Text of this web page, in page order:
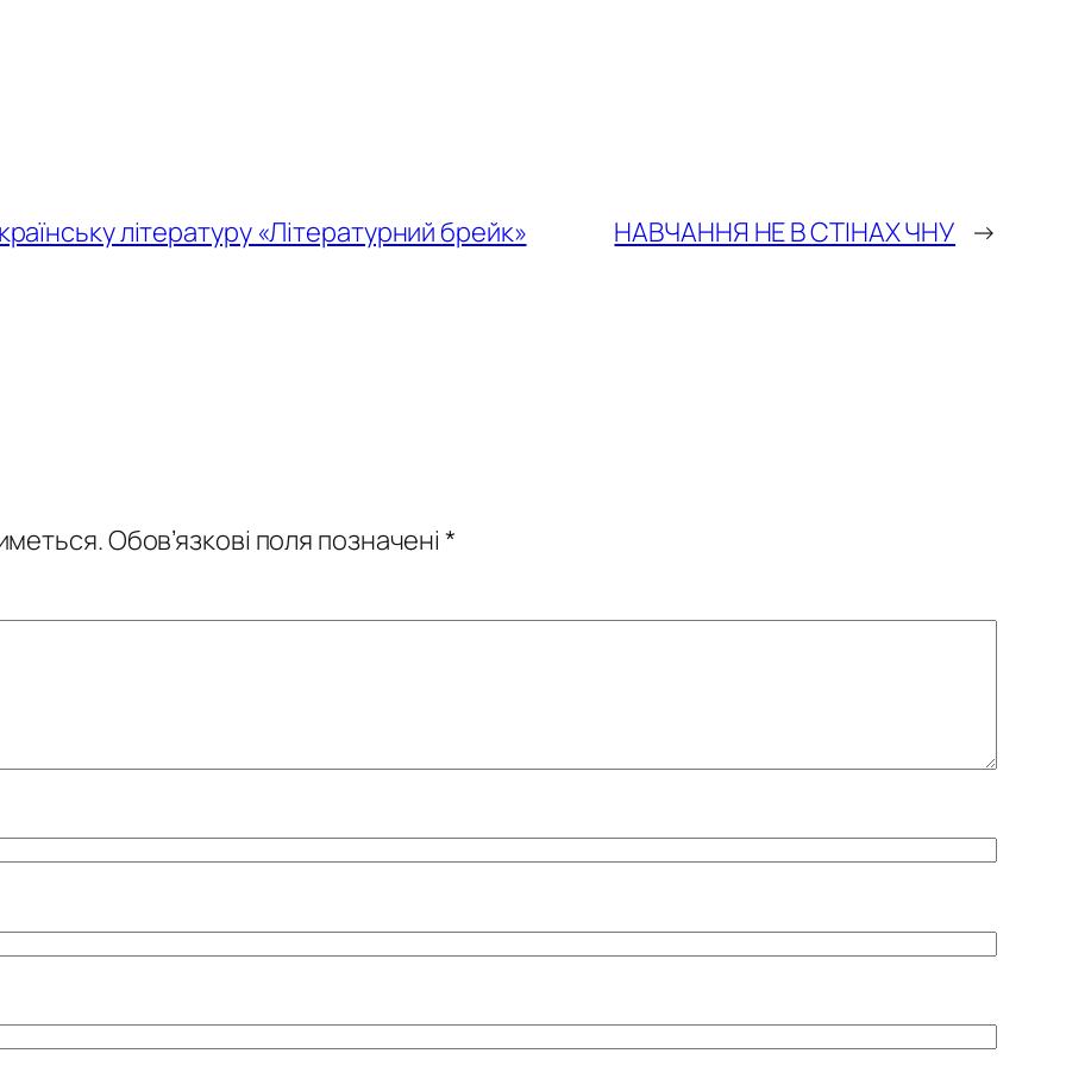
літературу «Літературний брейк» НАВЧАННЯ НЕ В СТІНАХ ЧНУ →
Обов’язкові поля позначені*